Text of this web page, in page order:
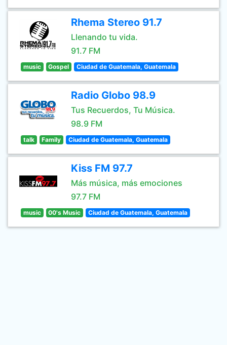
Rhema Stereo 91.7
Llenando tu vida.
91.7 FM
music Gospel Ciudad de Guatemala, Guatemala
Radio Globo 98.9
Tus Recuerdos, Tu Música.
98.9 FM
talk Family Ciudad de Guatemala, Guatemala
Kiss FM 97.7
Más música, más emociones
97.7 FM
music 00's Music Ciudad de Guatemala, Guatemala